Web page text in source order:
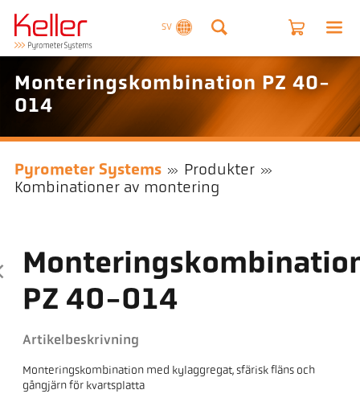
SV
Monteringskombination PZ 40-
014
Pyrometer Systems
Produkter
Kombinationer av montering
PZ 40-014
Artikelbeskrivning
Monteringskombination med kylaggregat, sfärisk fläns och
gångjärn för kvartsplatta